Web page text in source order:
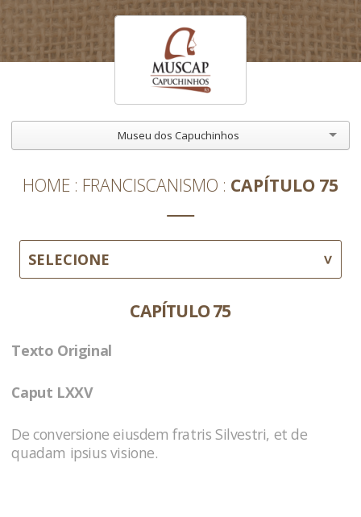
Museu dos Capuchinhos
HOME FRANCISCANISMO CAPÍTULO 75
SELECIONE
CAPÍTULO 75
Texto Original
Caput LXXV
De conversione eiusdem fratris Silvestri, et de
quadam ipsius visione.